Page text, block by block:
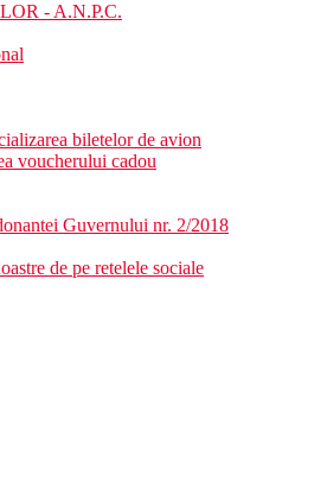
- A.N.P.C.
biletelor de avion
voucherului cadou
Guvernului nr. 2/2018
de pe retelele sociale